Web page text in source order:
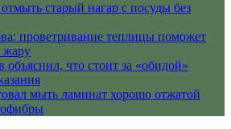
старый нагар с посуды без
проветривание теплицы поможет
жару
объяснил, что стоит за «обидой»
мыть ламинат хорошо отжатой